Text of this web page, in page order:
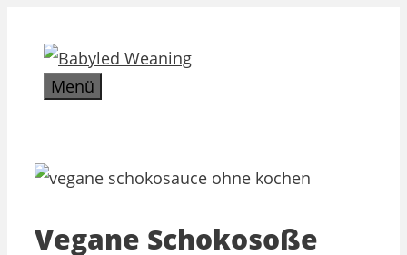
Inhalt
springenMenü
Vegane Schokosoße